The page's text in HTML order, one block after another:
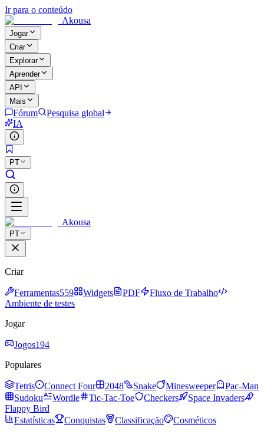
Ir para o conteúdo
Akousa
Jogar
Criar
Explorar
Aprender
API
Mais
Fórum
Pesquisa global
IA
PT
Akousa
PT
Criar
Ferramentas559 Widgets PDF
Fluxo de Trabalho
Ambiente de testes
Jogar
Jogos194
Populares
Tetris Connect Four 2048 Snake Minesweeper
Pac-Man
Sudoku
Wordle Tic-Tac-Toe Checkers
Space Invaders
Flappy Bird
Estatísticas
Conquistas Classificação
Cosméticos